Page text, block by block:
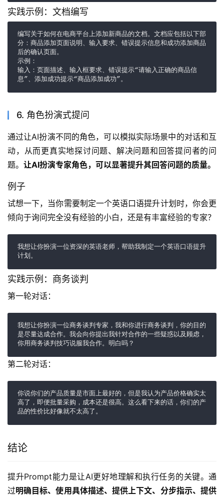
实践示例：文档编写
编写关于如何在电商平台上添加新商品的文档。文档应包括以下部
分：商品添加页面说明、输入要求、错误提示信息和成功添加商品
后的确认页面。
示例：
输入：页面描述、输入框要求、错误提示“请输入正确的商品信
息”、添加成功提示“商品添加成功”。
6. 角色扮演式提问
通过让AI扮演不同的角色，可以模拟实际场景中的对话和互
动，从而更真实地探讨问题、解决问题和回答提问者的问
题。 让AI扮演专家角色，可以显著提升其回答问题的质量。
例子
试想一下，当你需要制定一个英语口语提升计划时，你会更
倾向于询问完全没有经验的小白，还是有丰富经验的专家？
我想让你扮演一位资深的英语老师，帮助我制定一个英语口语提升
计划。
实践示例：商务谈判
第一轮对话：
我想让你扮演一位商务谈判专家，我和你进行商务谈判，你的目的
是尽量达成合作。我会向你提出我针对合作的一些疑惑以及顾虑，
你用商务谈判技巧说服我合作。明白吗？
第二轮对话：
你说你们的产品质量是市面上最好的，但是我认为产品价格确实太
高了，即便批量采购，成本还是很高。这么看下来的话，你们的产
品的性价比好像就不太高了。
结论
提升Prompt能力是让AI更好地理解和执行任务的关键。通
过明确目标、使用具体描述、提供上下文、分步指示、提供